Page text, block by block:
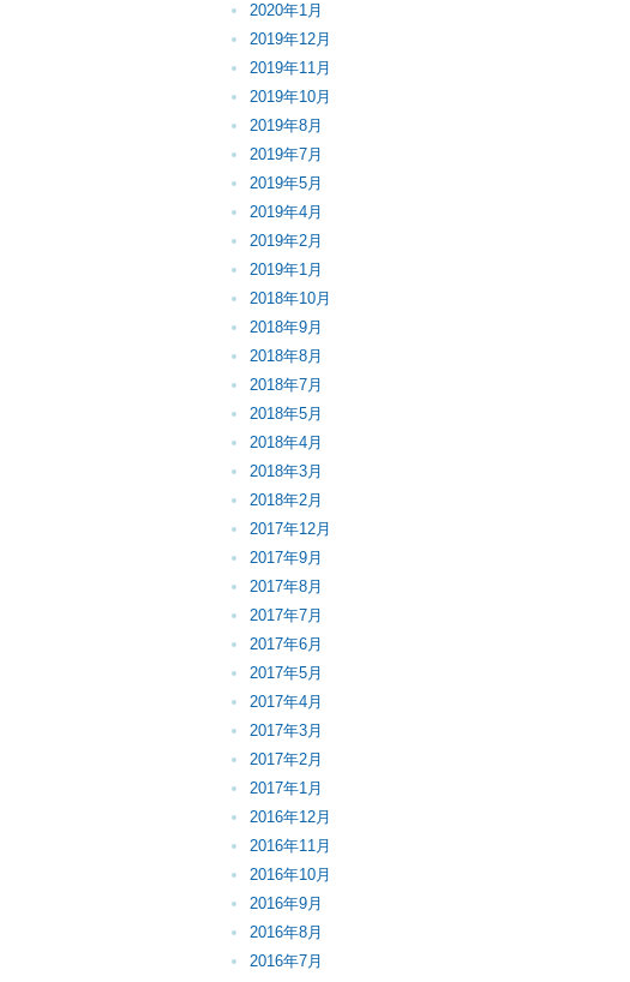
2020年1月
2019年12月
2019年11月
2019年10月
2019年8月
2019年7月
2019年5月
2019年4月
2019年2月
2019年1月
2018年10月
2018年9月
2018年8月
2018年7月
2018年5月
2018年4月
2018年3月
2018年2月
2017年12月
2017年9月
2017年8月
2017年7月
2017年6月
2017年5月
2017年4月
2017年3月
2017年2月
2017年1月
2016年12月
2016年11月
2016年10月
2016年9月
2016年8月
2016年7月